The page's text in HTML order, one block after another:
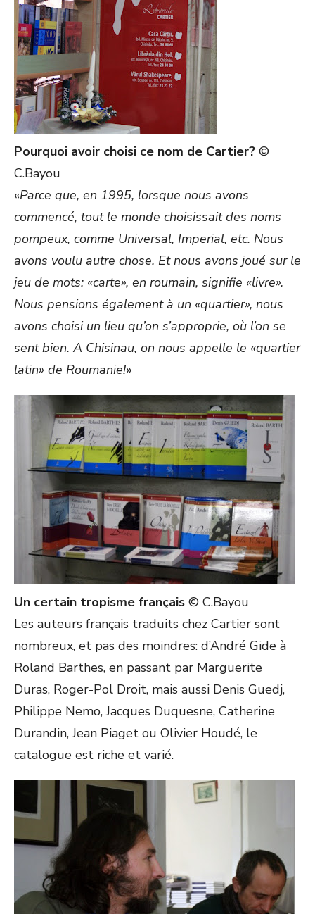
Pourquoi avoir choisi ce nom de Cartier? ©
C.Bayou
«Parce que, en 1995, lorsque nous avons
commencé, tout le monde choisissait des noms
pompeux, comme Universal, Imperial, etc. Nous
avons voulu autre chose. Et nous avons joué sur le
jeu de mots: «carte», en roumain, signifie «livre».
Nous pensions également à un «quartier», nous
avons choisi un lieu qu’on s’approprie, où l’on se
sent bien. A Chisinau, on nous appelle le «quartier
latin» de Roumanie!»
Un certain tropisme français © C.Bayou
Les auteurs français traduits chez Cartier sont
nombreux, et pas des moindres: d’André Gide à
Roland Barthes, en passant par Marguerite
Duras, Roger-Pol Droit, mais aussi Denis Guedj,
Philippe Nemo, Jacques Duquesne, Catherine
Durandin, Jean Piaget ou Olivier Houdé, le
catalogue est riche et varié.